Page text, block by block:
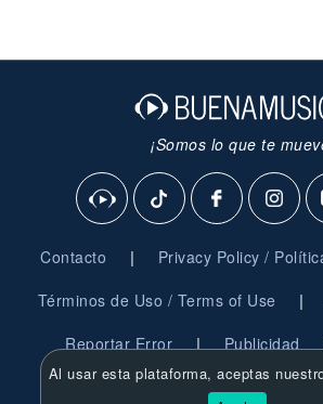
¡Somos lo que te
Contacto | Privacy Policy /
Términos de Uso / Terms of Use |
Reportar Error | Publicidad
© 2026 BuenaMusica.com -
Al usar esta plataforma, aceptas